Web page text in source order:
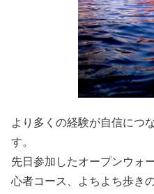
より多くの経験が自信につ
す。
先日参加したオープンウォ
心者コース、よちよち歩き